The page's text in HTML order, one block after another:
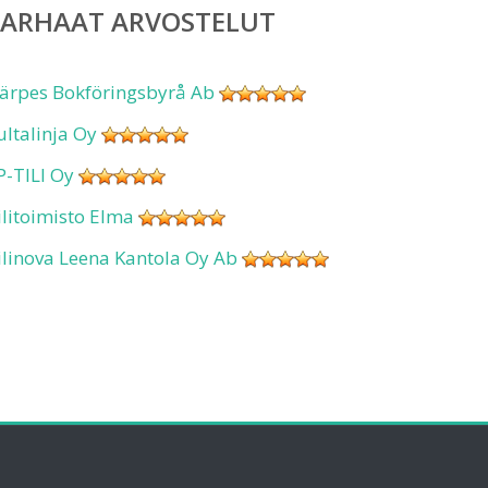
ARVOSTELUT
Bokföringsbyrå Ab
Oy
TILI Oy
Elma
Leena Kantola Oy Ab